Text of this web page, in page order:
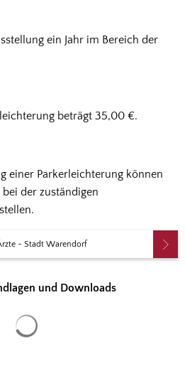
ein Jahr im Bereich der
beträgt 35,00 €.
einer Parkerleichterung können
der zuständigen
- Stadt Warendorf
und Downloads